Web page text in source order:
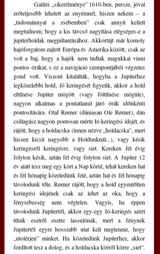
erőteljesebb lehetett az enyémnél, hiszen nekem – a
„tudománnyal a zsebemben” csak annyit kellett
megtudnom, hogy a kis távcső nagyítása elégséges-e a
jupiterholdak megpillantásához. Akkortájt már komoly
hajóforgalom zajlott Európa és Amerika között, csak az
volt a baj, hogy a hajók nem tudtak magukkal vinni
pontos órákat, s ez a navigáció szempontjából végzetes
gond volt. Viszont kitalálták, hogyha a Jupiterhez
legközelebbi hold, Ió keringését figyelik, akkor a hold
eltűnése Jupiter mögött (vagy föltűnése mögüle),
nagyon alkalmas a pontatlanul járó órák időnkénti
pontosítására. Olaf Rømer (dániasan Ole Rømer), dán
csillagász nagyon pontosan mérte Ió keringési idejét, és
rájött, hogy a holdacska (innen nézve „holdacska”, mert
hiszen kicsit nagyobb a Holdunknál...), vagy késik
keringésről keringésre, vagy siet. Kereken fél évig
folyton késik, aztán fél évig folyton siet. A Jupiter 12
év alatt tesz meg egy kört a Nap körül, tehát kereken hat
és fél hónapig közeledünk felé, aztán hat és fél hónapig
távolodunk tőle. Rømer rájött, hogy a hold egyenlőtlen
keringési idejének csak az lehet az oka, hogy a
fénysebesség nem végtelen. Vagyis, ha éppen
távolodunk Jupitertől, akkor egy-egy Ió-keringés azért
tűnik esetről esetre lassulónak, mert a fénynek
Jupitertől egyre hosszabb utat kell megtennie, hogy
„utolérjen” minket. Ha közeledünk Jupiterhez, akkor
fordított lesz a dolog, és a holdacska körről körre „siet”.